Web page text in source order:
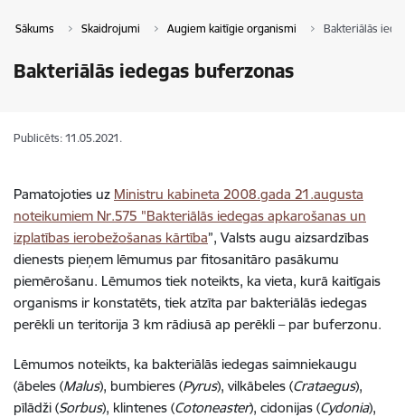
Sākums Skaidrojumi Augiem kaitīgie organismi Bakteriālās
Bakteriālās iedegas buferzonas
Publicēts: 11.05.2021.
Pamatojoties uz Ministru kabineta 2008.gada 21.augusta
noteikumiem Nr.575 "Bakteriālās iedegas apkarošanas un
izplatības ierobežošanas kārtība”, Valsts augu aizsardzības
dienests pieņem lēmumus par fitosanitāro pasākumu
piemērošanu. Lēmumos tiek noteikts, ka vieta, kurā kaitīgais
organisms ir konstatēts, tiek atzīta par bakteriālās iedegas
perēkli un teritorija 3 km rādiusā ap perēkli – par buferzonu.
Lēmumos noteikts, ka bakteriālās iedegas saimniekaugu
(ābeles (Malus), bumbieres (Pyrus), vilkābeles (Crataegus),
pīlādži (Sorbus), klintenes (Cotoneaster), cidonijas (Cydonia),